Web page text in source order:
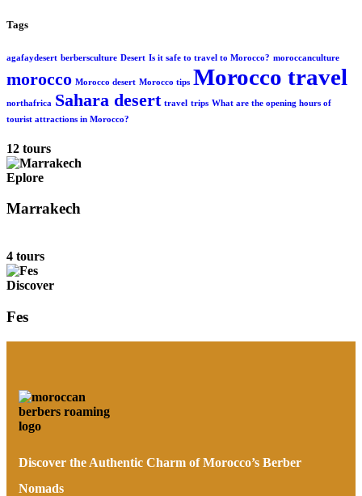
Tags
agafaydesert berbersculture Desert Is it safe to travel to Morocco? moroccanculture
morocco Morocco desert Morocco tips Morocco travel
northafrica Sahara desert travel trips What are the opening hours of
tourist attractions in Morocco?
12 tours
Eplore
Marrakech
4 tours
Discover
Fes
Discover the Authentic Charm of Morocco’s Berber
Nomads